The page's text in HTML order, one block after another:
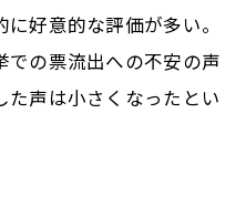
好意的な評価が多い。
での票流出への不安の声
声は小さくなったとい